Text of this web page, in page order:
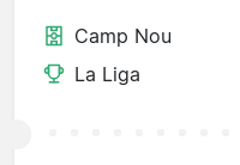
Camp Nou
La Liga